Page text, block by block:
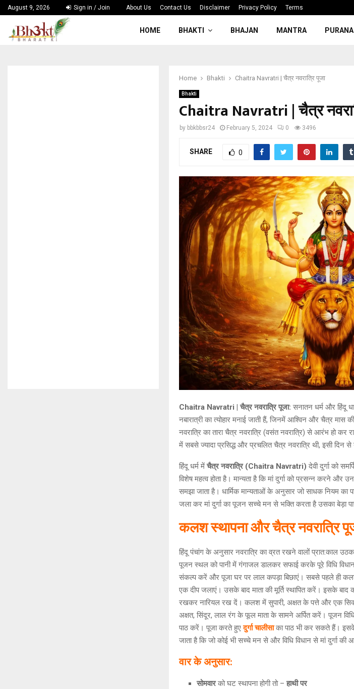
August 9, 2026 Sign in / Join About Us Contact Us Disclaimer Privacy Policy Terms
HOME BHAKTI BHAJAN MANTRA PURANA
Home Bhakti Chaitra Navratri | चैत्र नवरात्रि पूजा
Bhakti
Chaitra Navratri | चैत्र
by bbkbbsr24 February 5, 2024 0 3496
SHARE 0
Chaitra Navratri | चैत्र नवरात्रि पूजा: सनातन धर्म और हिंदू
नबारात्री का त्योहार मनाई जाती हैं, जिनमें आश्विन और चैत्र मास
नवरात्रि का तारा चैत्र नवरात्रि (वसंत नवरात्रि) से आरंभ हो कर
में सबसे ज्यादा प्रसिद्ध और प्रचलित चैत्र नवरात्रि थी, इसी दिन
हिंदू धर्म में चैत्र नवरात्रि (Chaitra Navratri) देवी दुर्गा को
विशेष महत्व होता है। मान्यता है कि मां दुर्गा को प्रसन्न करने और
समझा जाता है। धार्मिक मान्यताओं के अनुसार जो साधक नियम
जला कर मां दुर्गा का पूजन सच्चे मन से भक्ति करता है उसका बेड़ा
कलश स्थापना और चैत्र नवरात्रि
हिंदू पंचांग के अनुसार नवरात्रि का व्रत रखने वालों प्रात:काल
पूजन स्थल को पानी में गंगाजल डालकर सफाई करके पूरे विधि
संकल्प करें और पूजा घर पर लाल कपड़ा बिछाएं। सबसे पहले ही
एक दीप जलाएं। उसके बाद माता की मूर्ति स्थापित करें। इसके
रखकर नारियल रख दें। कलश में सुपारी, अक्षत के पत्ते और एक
अक्षत, सिंदूर, लाल रंग के फूल माता के सामने अर्पित करें। पूजन
पाठ करें। पूजा करते हुएदुर्गा चालीसाका पाठ भी कर सकते हैं। इसके
जाता है कि जो कोई भी सच्चे मन से और विधि विधान से मां दुर्गा की
वार के अनुसार:
सोमवारको घट स्थापना होगी तो – हाथी पर